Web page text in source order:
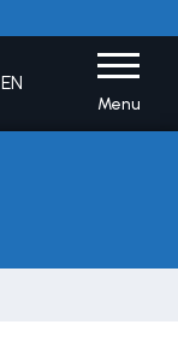
EN
Menu